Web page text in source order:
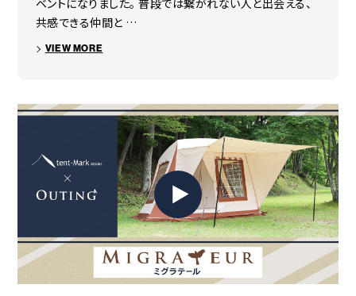
（約）680×200×200（高）mm
（約）3,530×2,320×2,100/1,780(コーナー部高）mm
（約）26kg(ポール/ペグ/張り綱/収納ケース含む）
（約）21.6kg（幕体10.3kg、ポール11.3kg）
◯収納ケース
（約）700g
付属品
ライナーシート、キャノピーポール（180cm）×2本、スチール製
ペグ×25本、張り綱×14本、スタンディングテープ、収納ケース
×3
原産国
POINT 6
前後の入り口はメッシュ付き。
POINT 7
窓と入り口はフルクローズ可能。
ベントになりました。 普段では繋がれない人と出会える、
共感できる仲間と …
VIEW MORE